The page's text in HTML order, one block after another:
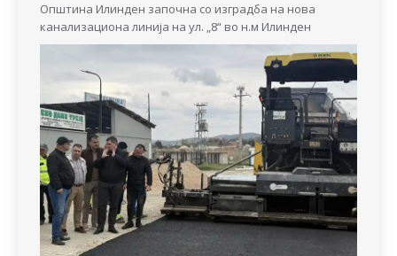
Општина Илинден започна со изградба на нова
канализациона линија на ул. „8“ во н.м Илинден